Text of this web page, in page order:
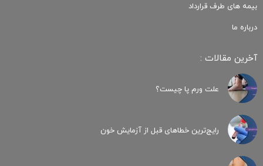
بیمه های طرف قرارداد
درباره ما
آخرین مقالات :
علت ورم پا چیست؟
رایج‌ترین خطاهای قبل از آزمایش خون